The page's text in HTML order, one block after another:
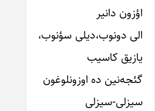
دانیر
دونوب،‌دیلی سؤنوب،
کاسیب
ده اوزونلوغون
سیزلی